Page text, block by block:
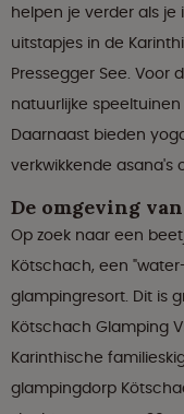
helpen je verder als
uitstapjes in de
Pressegger See. Voor
natuurlijke
Daarnaast bieden
verkwikkende asana's
De omgeving
Op zoek naar een
Kötschach, een
glampingresort. Dit is
Kötschach Glamping
Karinthische
glampingdorp